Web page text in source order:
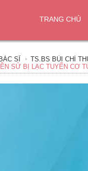
TRANG CHỦ
SĨ TS.BS BÙI CHÍ
SỬ BỊ LẠC TUYẾN CƠ